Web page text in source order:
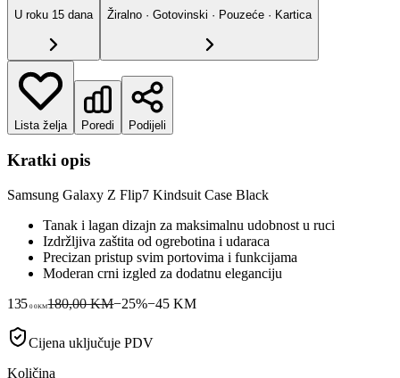
U roku 15 dana
Žiralno · Gotovinski · Pouzeće · Kartica
Lista želja Poredi Podijeli
Kratki opis
Samsung Galaxy Z Flip7 Kindsuit Case Black
Tanak i lagan dizajn za maksimalnu udobnost u ruci
Izdržljiva zaštita od ogrebotina i udaraca
Precizan pristup svim portovima i funkcijama
Moderan crni izgled za dodatnu eleganciju
135 00KM180,00 KM−25%−45 KM
Cijena uključuje PDV
Količina